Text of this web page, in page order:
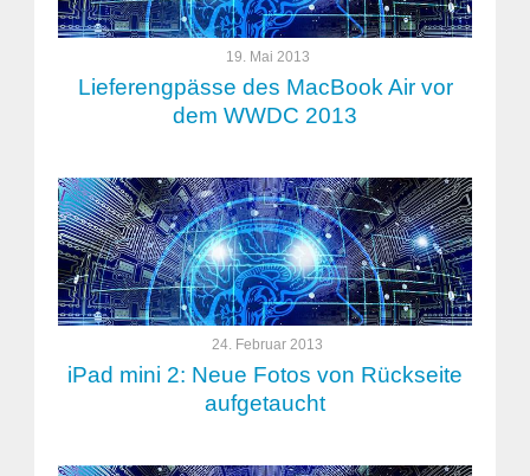
19. Mai 2013
Lieferengpässe des MacBook Air vor
dem WWDC 2013
24. Februar 2013
iPad mini 2: Neue Fotos von Rückseite
aufgetaucht